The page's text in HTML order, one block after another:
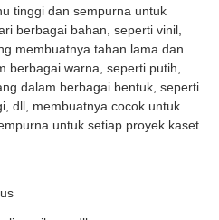
tinggi dan sempurna untuk
berbagai bahan, seperti vinil,
membuatnya tahan lama dan
berbagai warna, seperti putih,
dalam berbagai bentuk, seperti
dll, membuatnya cocok untuk
untuk setiap proyek kaset